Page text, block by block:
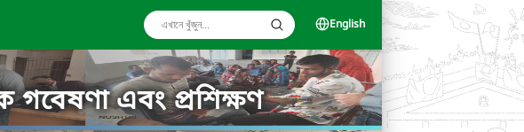
English
গবেষণা এবং প্রশিক্ষণ